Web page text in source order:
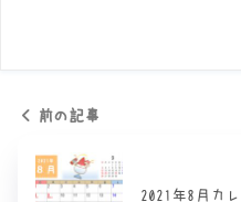
前の記事
2021年8月カ